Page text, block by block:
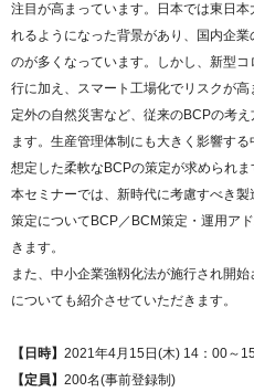
注目が高まっています。日本では東日
れるようになった背景があり、国内企
のが多くなっています。しかし、新型
行に加え、スマート工場化でリスクが
定外の自然災害など、従来のBCPの考
ます。生産管理体制にも大きく影響す
想定した柔軟なBCPの策定が求められま
本セミナーでは、新時代に考慮すべき
策定についてBCP／BCM策定・運用ア
きます。
また、中小企業強靱化法が施行され開
についても紹介させていただきます。
【日時】 2021年4月15日(木) 14：00～
【定員】 200名(事前登録制)